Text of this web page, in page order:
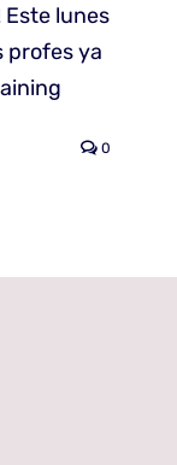
Este lunes
profes ya
0